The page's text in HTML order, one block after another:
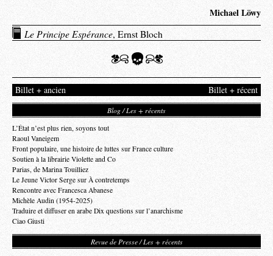
Michael Löwy
Le Principe Espérance, Ernst Bloch
Billet + récent
Billet + ancien
Blog / Les + récents
L’État n’est plus rien, soyons tout
Raoul Vaneigem
Front populaire, une histoire de luttes sur France culture
Soutien à la librairie Violette and Co
Parias, de Marina Touilliez
Le Jeune Victor Serge sur À contretemps
Rencontre avec Francesca Abanese
Michèle Audin (1954-2025)
Traduire et diffuser en arabe Dix questions sur l’anarchisme
Ciao Giusti
Revue de Presse / Les + récents